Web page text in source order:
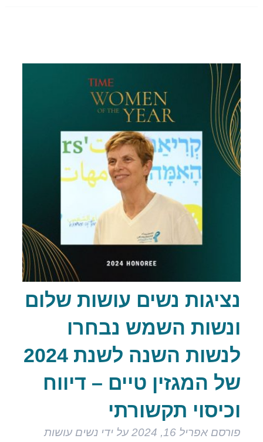
נציגות נשים עושות שלום
ונשות השמש נבחרו
לנשות השנה לשנת 2024
של המגזין טיים – דיווח
וכיסוי תקשורתי
פורסם אפריל 16, 2024 על ידי נשים עושות